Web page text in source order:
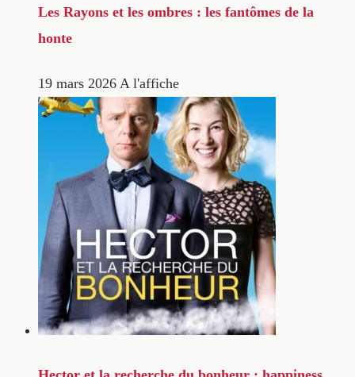
Les Rayons et les ombres : les fantômes de la
honte
19 mars 2026 A l'affiche